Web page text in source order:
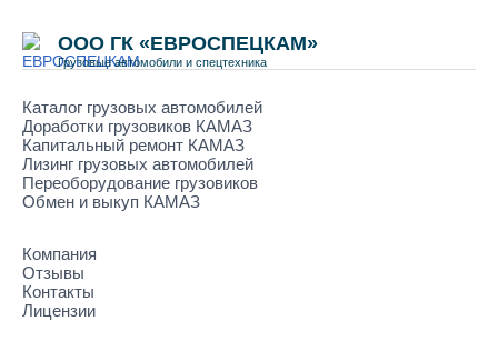
ООО ГК «ЕВРОСПЕЦКАМ»
Грузовые автомобили и спецтехника
Каталог грузовых автомобилей
Доработки грузовиков КАМАЗ
Капитальный ремонт КАМАЗ
Лизинг грузовых автомобилей
Переоборудование грузовиков
Обмен и выкуп КАМАЗ
Компания
Отзывы
Контакты
Лицензии